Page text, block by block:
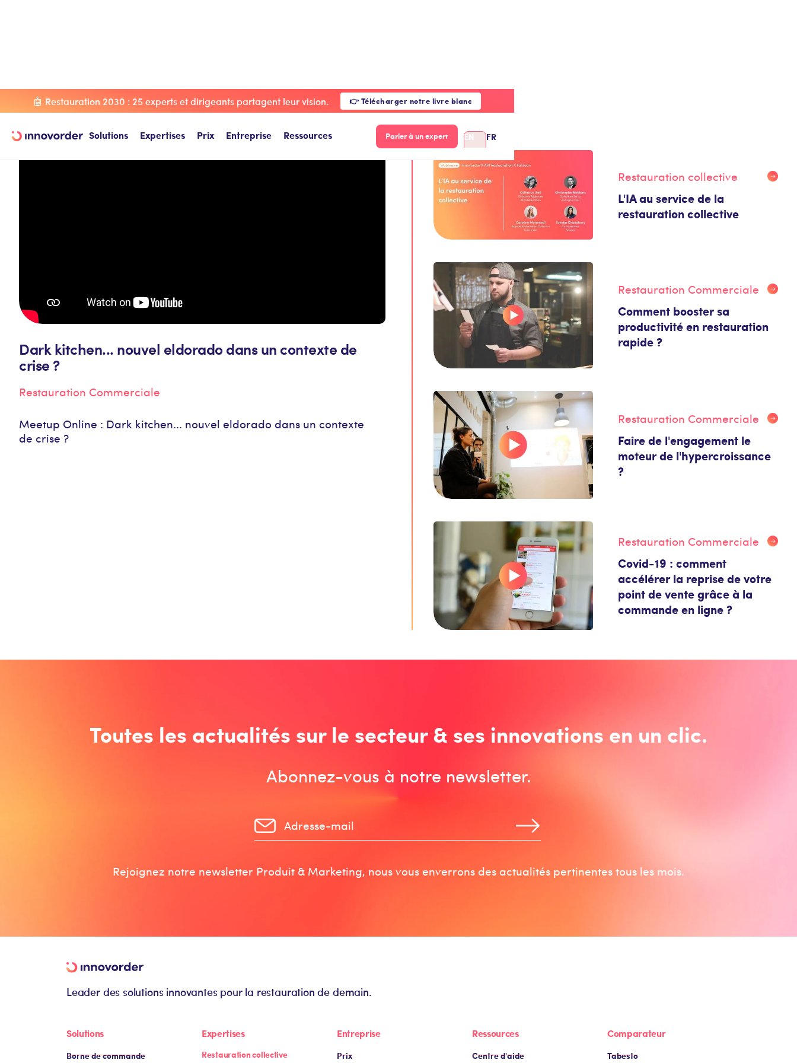
🤖 Restauration 2030 : 25 experts et dirigeants partagent leur vision. 👉 Télécharger notre livre blanc
Solutions Expertises Prix Entreprise Ressources Parler à un expert EN FR
Webinar
Dark kitchen... nouvel eldorado dans un contexte de
crise ?
Restauration Commerciale
Meetup Online : Dark kitchen... nouvel eldorado dans un contexte
de crise ?
A suivre...
Restauration collective
L'IA au service de la
restauration collective
Restauration Commerciale
Comment booster sa
productivité en restauration
rapide ?
Restauration Commerciale
Faire de l'engagement le
moteur de l'hypercroissance
?
Restauration Commerciale
Covid-19 : comment
accélérer la reprise de votre
point de vente grâce à la
commande en ligne ?
Toutes les actualités sur le secteur & ses innovations en un clic.
Abonnez-vous à notre newsletter.
Rejoignez notre newsletter Produit & Marketing, nous vous enverrons des actualités pertinentes tous les mois.
Leader des solutions innovantes pour la restauration de demain.
Solutions
Borne de commande
Expertises
Restauration collective
Entreprise
Prix
Ressources
Centre d'aide
Comparateur
Tabesto